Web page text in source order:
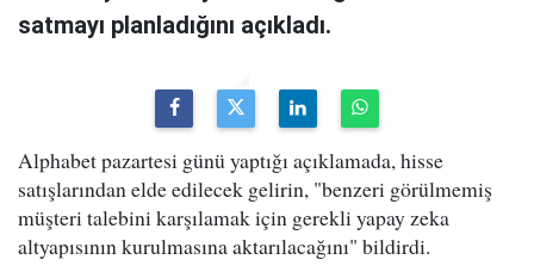
satmayı planladığını açıkladı.
Alphabet pazartesi günü yaptığı açıklamada, hisse
satışlarından elde edilecek gelirin, "benzeri görülmemiş
müşteri talebini karşılamak için gerekli yapay zeka
altyapısının kurulmasına aktarılacağını" bildirdi.